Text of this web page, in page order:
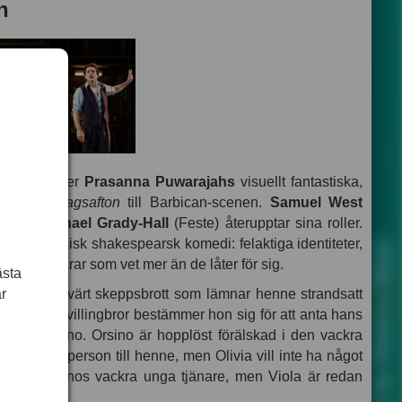
kommer Prasanna Puwarajahs visuellt fantastiska,
Trettondagsafton till Barbican-scenen. Samuel West
Michael Grady-Hall
(Feste) återupptar sina roller.
i en klassisk shakespearsk komedi: felaktiga identiteter,
och dårar som vet mer än de låter för sig.
fruktansvärt skeppsbrott som lämnar henne strandsatt
av sin tvillingbror bestämmer hon sig för att anta hans
Orsino. Orsino är hopplöst förälskad i den vackra
till henne, men Olivia vill inte ha något
för Orsinos vackra unga tjänare, men Viola är redan
utbryter.